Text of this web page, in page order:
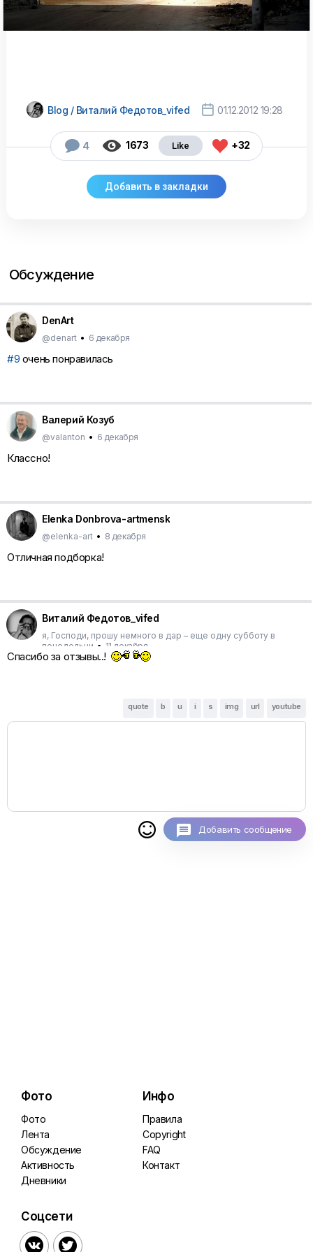
Blog / Виталий Федотов_vifed  01.12.2012 19:28
 4  1673  +32
Обсуждение
DenArt
@denart • 6 декабря
#9 очень понравилась
Валерий Козуб
@valanton • 6 декабря
Классно!
Elenka Donbrova-artmensk
@elenka-art • 8 декабря
Отличная подборка!
Виталий Федотов_vifed
я, Господи, прошу немного в дар – еще одну субботу в
понедельни • 11 декабря
Спасибо за отзывы..!
quote b u i s img url youtube
 Добавить сообщение
Фото
Фото
Лента
Обсуждение
Активность
Дневники
Инфо
Правила
Copyright
FAQ
Контакт
Соцсети
 